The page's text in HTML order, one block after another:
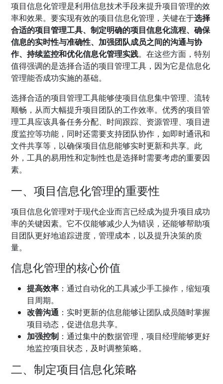
项目信息化管理是利用信息技术手段来提升项目管理的效
率和效果。要实现有效的项目信息化管理，关键在于选择
合适的项目管理工具、制定明确的项目信息化流程、确保
信息的实时性与准确性、加强团队成员之间的沟通与协
作、持续监控和优化信息化管理实践。在这些方面，特别
值得强调的是选择合适的项目管理工具，因为它是信息化
管理能否成功实施的基础。
选择合适的项目管理工具能够使项目信息集中管理、流转
顺畅，从而大幅提升项目团队的工作效率。优秀的项目管
理工具应该具备任务分配、时间跟踪、资源管理、项目进
度监控等功能，同时还需要支持团队协作，如即时通讯和
文件共享等，以确保项目信息能够实时更新和共享。此
外，工具的易用性和定制性也是选择时需要考虑的重要因
素。
一、项目信息化管理的重要性
项目信息化管理对于现代企业而言已经成为提升项目成功
率的关键因素。它不仅能够减少人为错误，还能够帮助项
目团队更好地追踪进度，管理成本，以及提升决策的质
量。
信息化管理的核心价值
提高效率 ：通过自动化的工具减少手工操作，缩短项
目周期。
改善沟通 ：实时更新的信息能够让团队成员随时掌握
项目动态，促进信息共享。
加强控制 ：通过集中的数据管理，项目经理能够更好
地监控项目状态，及时调整策略。
二、制定项目信息化策略